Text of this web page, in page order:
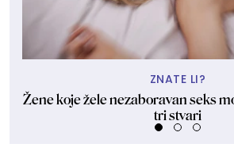
ZNATE LI?
Žene koje žele nezaboravan seks
tri stvari